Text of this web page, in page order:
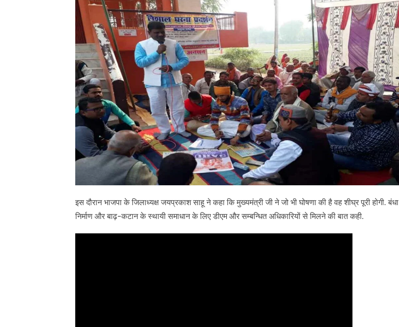
इस दौरान भाजपा के जिलाध्यक्ष जयप्रकाश साहू ने कहा कि मुख्यमंत्री जी ने जो भी घोषणा की है वह शीघ्र पूरी होगी. बंधा
निर्माण और बाढ़-कटान के स्थायी समाधान के लिए डीएम और सम्बन्धित अधिकारियों से मिलने की बात कही.